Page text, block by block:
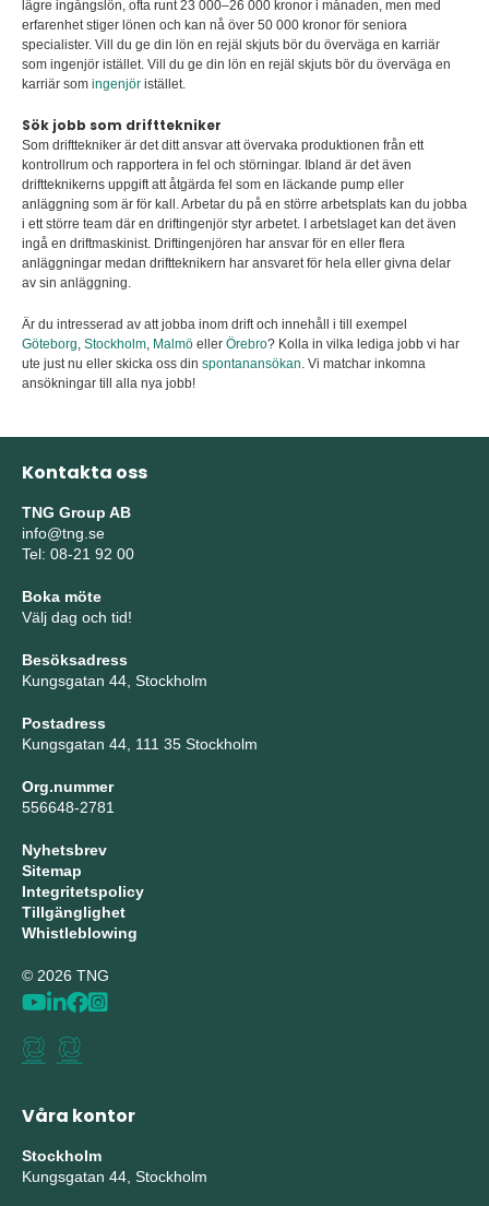
lägre ingångslön, ofta runt 23 000–26 000 kronor i månaden, men med
erfarenhet stiger lönen och kan nå över 50 000 kronor för seniora
specialister. Vill du ge din lön en rejäl skjuts bör du överväga en karriär
som ingenjör istället. Vill du ge din lön en rejäl skjuts bör du överväga en
karriär som ingenjör istället.
Sök jobb som drifttekniker
Som drifttekniker är det ditt ansvar att övervaka produktionen från ett
kontrollrum och rapportera in fel och störningar. Ibland är det även
driftteknikerns uppgift att åtgärda fel som en läckande pump eller
anläggning som är för kall. Arbetar du på en större arbetsplats kan du jobba
i ett större team där en driftingenjör styr arbetet. I arbetslaget kan det även
ingå en driftmaskinist. Driftingenjören har ansvar för en eller flera
anläggningar medan driftteknikern har ansvaret för hela eller givna delar
av sin anläggning.
Är du intresserad av att jobba inom drift och innehåll i till exempel
Göteborg Stockholm Malmö eller Örebro? Kolla in vilka lediga jobb vi har
ute just nu eller skicka oss din spontanansökan . Vi matchar inkomna
ansökningar till alla nya jobb!
Kontakta oss
TNG Group AB
info@tng.se
Tel: 08-21 92 00
Boka möte
Välj dag och tid!
Besöksadress
Kungsgatan 44, Stockholm
Postadress
Kungsgatan 44, 111 35 Stockholm
Org.nummer
556648-2781
Nyhetsbrev
Sitemap
Integritetspolicy
Tillgänglighet
Whistleblowing
© 2026 TNG
Våra kontor
Stockholm
Kungsgatan 44, Stockholm